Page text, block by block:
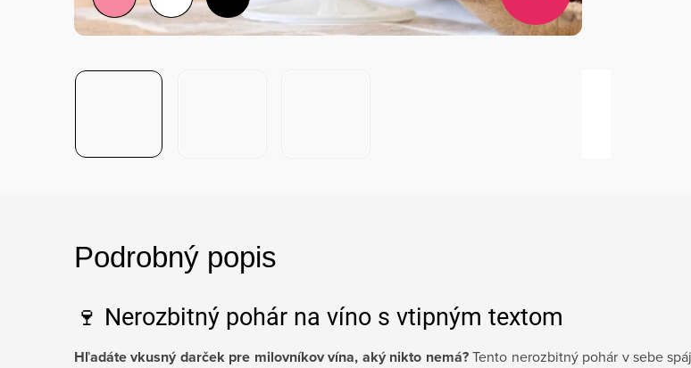
Podrobný popis
🍷 Nerozbitný pohár na víno s vtipným textom
Hľadáte vkusný darček pre milovníkov vína, aký nikto nemá?Tento nerozbitný pohár v sebe